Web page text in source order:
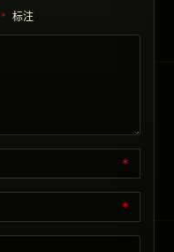
* 标注
*
*